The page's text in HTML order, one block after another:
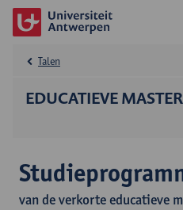
EDUCATIEVE MASTER
Talen
van de verkorte educatieve